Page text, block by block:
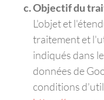
Objectif du
L'objet et
traitement et
indiqués dans
données de
conditions